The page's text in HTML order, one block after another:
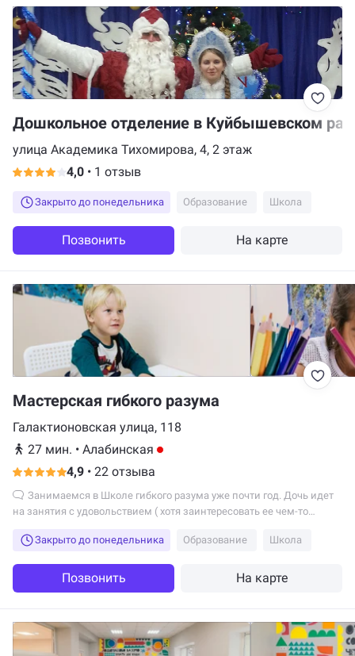
Дошкольное отделение в Куйбышевском
улица Академика Тихомирова, 4, 2 этаж
4,0 • 1 отзыв
Закрыто до понедельника Образование Школа
Позвонить На карте
Мастерская гибкого разума
Галактионовская улица, 118
27 мин. • Алабинская
4,9 • 22 отзыва
на занятия с удовольствием ( хотя заинтересовать ее чем-то
Закрыто до понедельника
Образование Школа
Позвонить На карте